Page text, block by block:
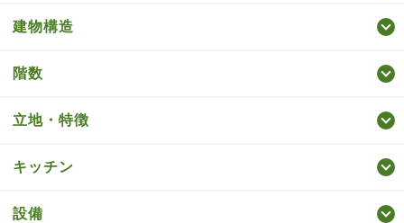
建物構造
階数
立地・特徴
キッチン
設備